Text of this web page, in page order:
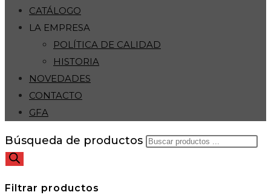
CATÁLOGO
LA EMPRESA
POLÍTICA DE CALIDAD
HISTORIA
NOVEDADES
CONTACTO
GFA
Búsqueda de productos
Filtrar productos